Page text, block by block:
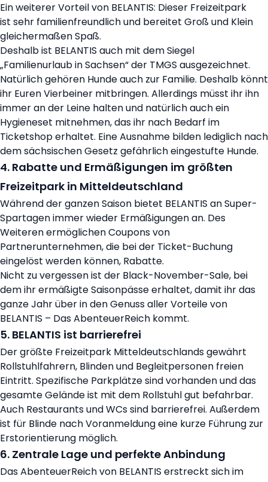
Ein weiterer Vorteil von BELANTIS: Dieser Freizeitpark
ist sehr familienfreundlich und bereitet Groß und Klein
gleichermaßen Spaß.
Deshalb ist BELANTIS auch mit dem Siegel
„Familienurlaub in Sachsen“ der TMGS ausgezeichnet.
Natürlich gehören Hunde auch zur Familie. Deshalb könnt
ihr Euren Vierbeiner mitbringen. Allerdings müsst ihr ihn
immer an der Leine halten und natürlich auch ein
Hygieneset mitnehmen, das ihr nach Bedarf im
Ticketshop erhaltet. Eine Ausnahme bilden lediglich nach
dem sächsischen Gesetz gefährlich eingestufte Hunde.
4. Rabatte und Ermäßigungen im größten
Freizeitpark in Mitteldeutschland
Während der ganzen Saison bietet BELANTIS an Super-
Spartagen immer wieder Ermäßigungen an. Des
Weiteren ermöglichen Coupons von
Partnerunternehmen, die bei der Ticket-Buchung
eingelöst werden können, Rabatte.
Nicht zu vergessen ist der Black-November-Sale, bei
dem ihr ermäßigte Saisonpässe erhaltet, damit ihr das
ganze Jahr über in den Genuss aller Vorteile von
BELANTIS – Das AbenteuerReich kommt.
5. BELANTIS ist barrierefrei
Der größte Freizeitpark Mitteldeutschlands gewährt
Rollstuhlfahrern, Blinden und Begleitpersonen freien
Eintritt. Spezifische Parkplätze sind vorhanden und das
gesamte Gelände ist mit dem Rollstuhl gut befahrbar.
Auch Restaurants und WCs sind barrierefrei. Außerdem
ist für Blinde nach Voranmeldung eine kurze Führung zur
Erstorientierung möglich.
6. Zentrale Lage und perfekte Anbindung
Das AbenteuerReich von BELANTIS erstreckt sich im